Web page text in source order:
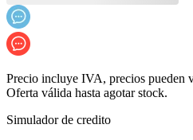
Precio incluye IVA, precios pueden
Oferta válida hasta agotar stock.
Simulador de credito